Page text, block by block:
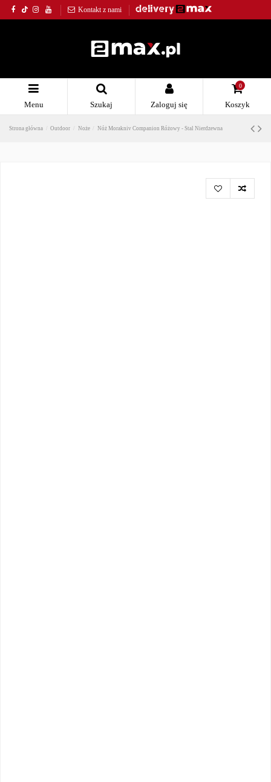
Kontakt z nami
Menu Szukaj Zaloguj się
0
Koszyk
Strona główna Outdoor Noże Nóż Morakniv Companion Różowy - Stal Nierdzewna